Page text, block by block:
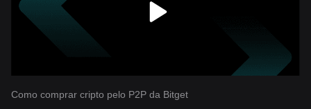
Como comprar cripto pelo P2P da Bitget